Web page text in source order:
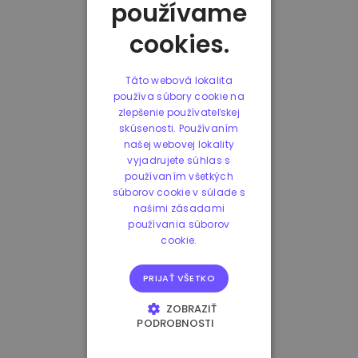
používame
cookies.
Táto webová lokalita
používa súbory cookie na
zlepšenie používateľskej
skúsenosti. Používaním
našej webovej lokality
vyjadrujete súhlas s
používaním všetkých
súborov cookie v súlade s
našimi zásadami
používania súborov
cookie.
PRIJAŤ VŠETKO
ZOBRAZIŤ
PODROBNOSTI